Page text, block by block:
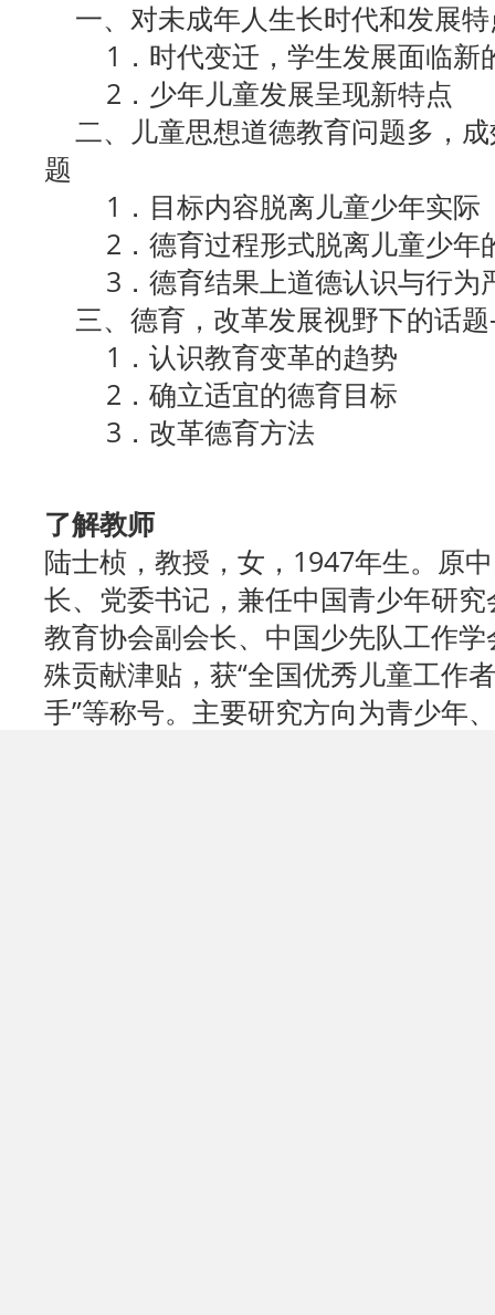
一、对未成年人生长时代和发展
1．时代变迁，学生发展面临新
2．少年儿童发展呈现新特点
二、儿童思想道德教育问题多，
题
1．目标内容脱离儿童少年实际
2．德育过程形式脱离儿童少年
3．德育结果上道德认识与行为
三、德育，改革发展视野下的话
1．认识教育变革的趋势
2．确立适宜的德育目标
3．改革德育方法
了解教师
陆士桢，教授，女，1947年生。原
长、党委书记，兼任中国青少年研
教育协会副会长、中国少先队工作
殊贡献津贴，获“全国优秀儿童工作
手”等称号。主要研究方向为青少年